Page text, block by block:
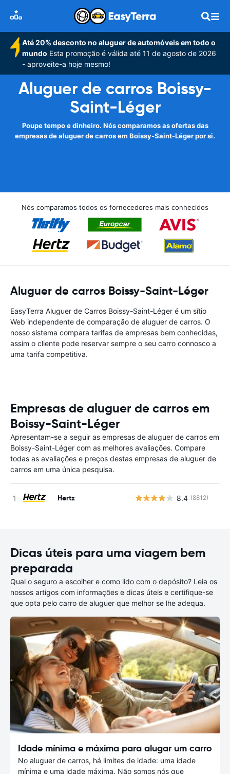
Até 20% desconto no aluguer de automóveis em todo o
mundo Esta promoção é válida até 11 de agosto de 2026
- aproveite-a hoje mesmo!
Aluguer de carros Boissy-
Saint-Léger
Poupe tempo e dinheiro. Nós comparamos as ofertas das
empresas de aluguer de carros em Boissy-Saint-Léger por si.
Nós comparamos todos os fornecedores mais conhecidos
Aluguer de carros Boissy-Saint-Léger
EasyTerra Aluguer de Carros Boissy-Saint-Léger é um sítio
Web independente de comparação de aluguer de carros. O
nosso sistema compara tarifas de empresas bem conhecidas,
assim o cliente pode reservar sempre o seu carro connosco a
uma tarifa competitiva.
Empresas de aluguer de carros em
Boissy-Saint-Léger
Apresentam-se a seguir as empresas de aluguer de carros em
Boissy-Saint-Léger com as melhores avaliações. Compare
todas as avaliações e preços destas empresas de aluguer de
carros em uma única pesquisa.
Hertz 8.4 (8812)
Dicas úteis para uma viagem bem
preparada
Qual o seguro a escolher e como lido com o depósito? Leia os
nossos artigos com informações e dicas úteis e certifique-se
que opta pelo carro de aluguer que melhor se lhe adequa.
Idade mínima e máxima para alugar um carro
No aluguer de carros, há limites de idade: uma idade
mínima e uma idade máxima. Não somos nós que